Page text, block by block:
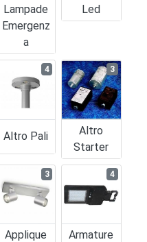
Lampade
Emergenz
A
Led
Altro Pali
4
Altro
Starter
3
Applique
3
Armature
4